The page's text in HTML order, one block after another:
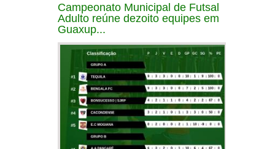
Campeonato Municipal de Futsal
Adulto reúne dezoito equipes em
Guaxup...